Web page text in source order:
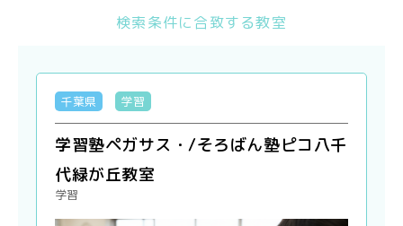
検索条件に合致する教室
千葉県 学習
学習塾ペガサス・/そろばん塾ピコ八千
代緑が丘教室
学習